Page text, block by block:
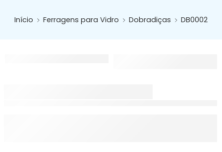
Início Ferragens para Vidro Dobradiças DB0002